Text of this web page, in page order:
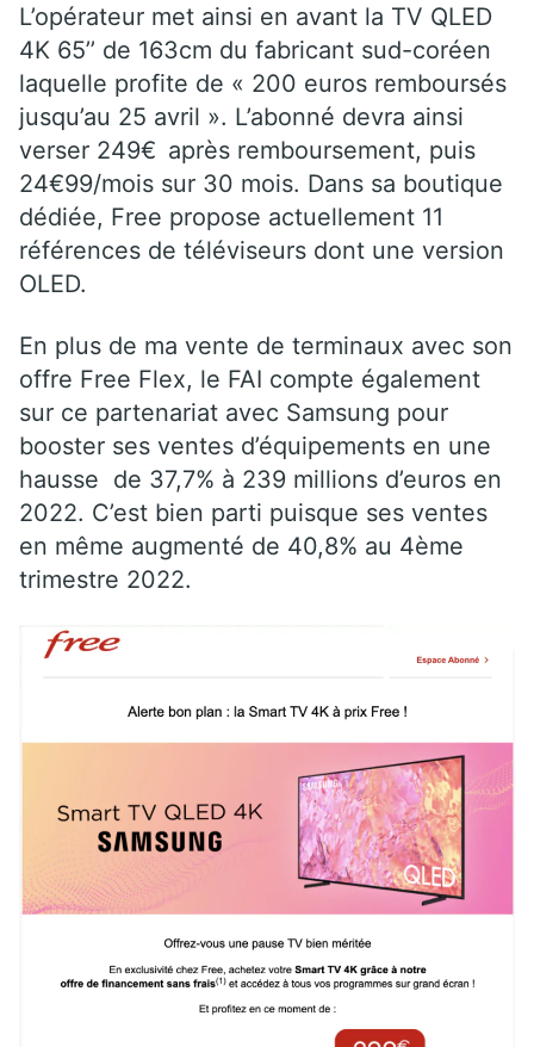
L’opérateur met ainsi en avant la TV QLED
4K 65’’ de 163cm du fabricant sud-coréen
laquelle profite de « 200 euros remboursés
jusqu’au 25 avril ». L’abonné devra ainsi
verser 249€ après remboursement, puis
24€99/mois sur 30 mois. Dans sa boutique
dédiée, Free propose actuellement 11
références de téléviseurs dont une version
OLED.
En plus de ma vente de terminaux avec son
offre Free Flex, le FAI compte également
sur ce partenariat avec Samsung pour
booster ses ventes d’équipements en une
hausse de 37,7% à 239 millions d’euros en
2022. C’est bien parti puisque ses ventes
en même augmenté de 40,8% au 4ème
trimestre 2022.